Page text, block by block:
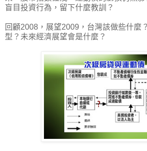
盲目投資行為，留下什麼教訓？
回顧2008，展望2009，台灣該做些什麼
型？未來經濟展望會是什麼？